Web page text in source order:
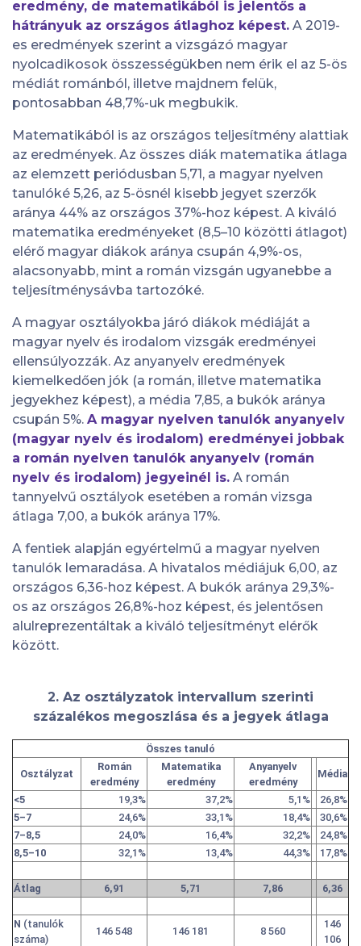
eredmény, de matematikából is jelentős a
hátrányuk az országos átlaghoz képest. A 2019-
es eredmények szerint a vizsgázó magyar
nyolcadikosok összességükben nem érik el az 5-ös
médiát románból, illetve majdnem felük,
pontosabban 48,7%-uk megbukik.
Matematikából is az országos teljesítmény alattiak
az eredmények. Az összes diák matematika átlaga
az elemzett periódusban 5,71, a magyar nyelven
tanulóké 5,26, az 5-ösnél kisebb jegyet szerzők
aránya 44% az országos 37%-hoz képest. A kiváló
matematika eredményeket (8,5–10 közötti átlagot)
elérő magyar diákok aránya csupán 4,9%-os,
alacsonyabb, mint a román vizsgán ugyanebbe a
teljesítménysávba tartozóké.
A magyar osztályokba járó diákok médiáját a
magyar nyelv és irodalom vizsgák eredményei
ellensúlyozzák. Az anyanyelv eredmények
kiemelkedően jók (a román, illetve matematika
jegyekhez képest), a média 7,85, a bukók aránya
csupán 5%. A magyar nyelven tanulók anyanyelv
(magyar nyelv és irodalom) eredményei jobbak
a román nyelven tanulók anyanyelv (román
nyelv és irodalom) jegyeinél is. A román
tannyelvű osztályok esetében a román vizsga
átlaga 7,00, a bukók aránya 17%.
A fentiek alapján egyértelmű a magyar nyelven
tanulók lemaradása. A hivatalos médiájuk 6,00, az
országos 6,36-hoz képest. A bukók aránya 29,3%-
os az országos 26,8%-hoz képest, és jelentősen
alulreprezentáltak a kiváló teljesítményt elérők
között.
2. Az osztályzatok intervallum szerinti
százalékos megoszlása és a jegyek átlaga
Összes tanuló
Osztályzat
Román
eredmény
Matematika
eredmény
Anyanyelv
eredmény
Média
<5 19,3% 37,2% 5,1%
26,8%
5–7
24,6% 33,1% 18,4%
30,6%
7–8,5
24,0% 16,4% 32,2%
24,8%
8,5–10
32,1% 13,4% 44,3% 17,8%
Átlag 6,91 5,71 7,86 6,36
N (tanulók
száma)
146 548 146 181 8 560
146
106